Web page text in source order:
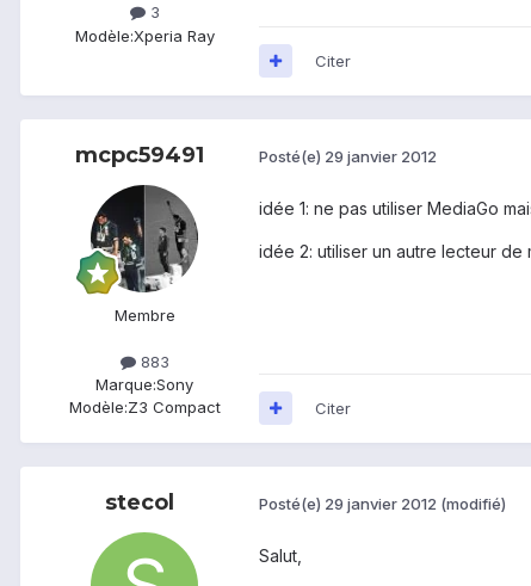
3
Modèle:Xperia Ray
Citer
mcpc59491
Membre
883
Marque:Sony
Modèle:Z3 Compact
Posté(e) 29 janvier 2012
idée 1: ne pas utiliser MediaGo
idée 2: utiliser un autre lecteur de
Citer
stecol Posté(e) 29 janvier 2012 (modifié)
Salut,